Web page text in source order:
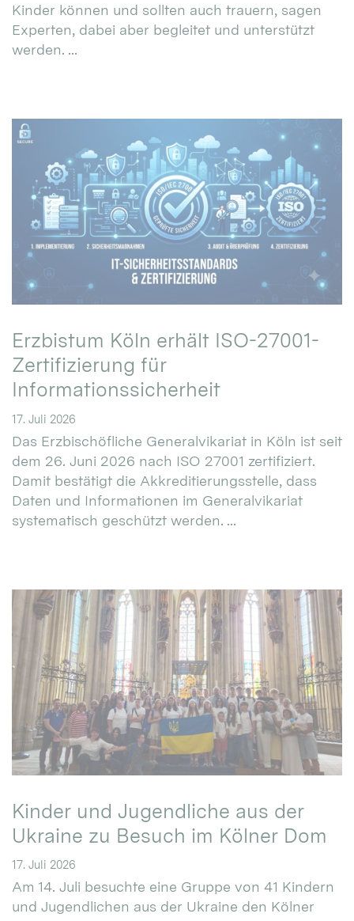
Kinder können und sollten auch trauern, sagen
Experten, dabei aber begleitet und unterstützt
werden. ...
Erzbistum Köln erhält ISO-27001-
Zertifizierung für
Informationssicherheit
17. Juli 2026
Das Erzbischöfliche Generalvikariat in Köln ist seit
dem 26. Juni 2026 nach ISO 27001 zertifiziert.
Damit bestätigt die Akkreditierungsstelle, dass
Daten und Informationen im Generalvikariat
systematisch geschützt werden. ...
Kinder und Jugendliche aus der
Ukraine zu Besuch im Kölner Dom
17. Juli 2026
Am 14. Juli besuchte eine Gruppe von 41 Kindern
und Jugendlichen aus der Ukraine den Kölner